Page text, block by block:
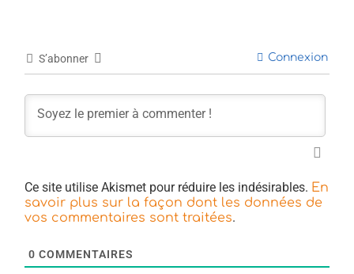
S’abonner Connexion
Ce site utilise Akismet pour réduire les indésirables. En
savoir plus sur la façon dont les données de
vos commentaires sont traitées.
0 COMMENTAIRES